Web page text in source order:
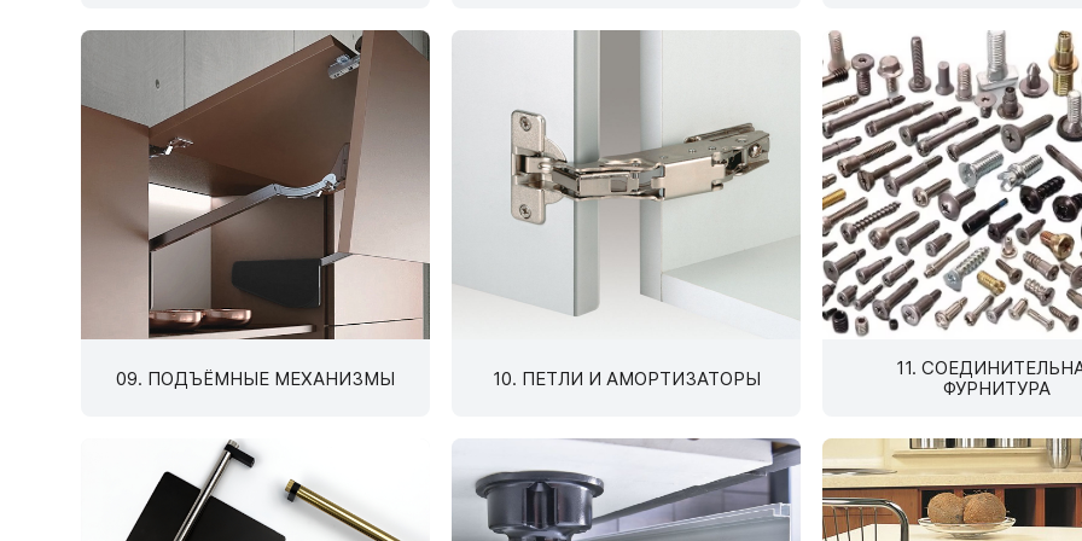
Фасадные полотна РЕХАУ Плиты ТСС CLEAF
5.09. Гардеробная
5.10. Стеллажная система
5.11. Каркасная система
07. ТРУБЫ И СИСТЕМЫ
КРЕПЕЖА
08. СИСТЕМЫ
ЯЩИКОВ
09. ПОДЪЁМНЫЕ МЕХАНИЗМЫ 10. ПЕТЛИ И АМОРТИЗАТОРЫ
11.
ФУРНИТУРА